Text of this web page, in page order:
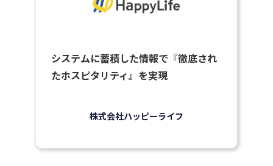
システムに蓄積した情報で『徹底され
たホスピタリティ』を実現
株式会社ハッピーライフ